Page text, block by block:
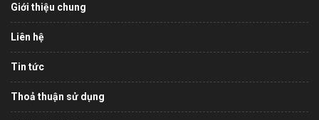
Giới thiệu chung
Liên hệ
Tin tức
Thoả thuận sử dụng